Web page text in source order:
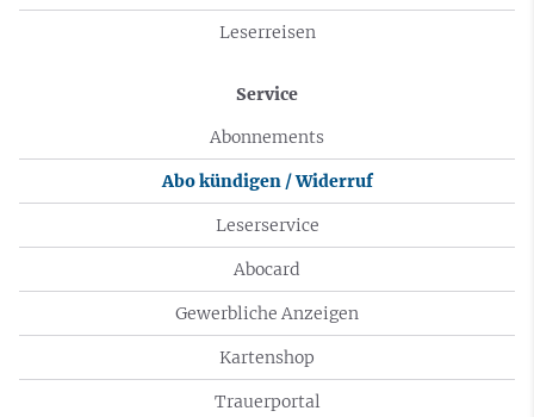
Leserreisen
Service
Abonnements
Abo kündigen / Widerruf
Leserservice
Abocard
Gewerbliche Anzeigen
Kartenshop
Trauerportal